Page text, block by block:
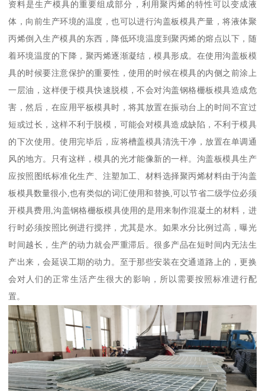
资料是生产模具的重要组成部分，利用聚丙烯的特性可以变成液
体，向前生产环境的温度，也可以进行沟盖板模具产量，将液体聚
丙烯倒入生产模具的东西，降低环境温度到聚丙烯的熔点以下，随
着环境温度的下降，聚丙烯逐渐凝结，模具形成。在使用沟盖板模
具的时候要注意保护的重要性，使用的时候在模具的内侧之前涂上
一层油，这样便于模具快速脱模，不会对沟盖钢格栅板模具造成危
害，然后，在应用平板模具时，将其放置在振动台上的时间不宜过
短或过长，这样不利于脱模，可能会对模具造成缺陷，不利于模具
的下次使用。使用完毕后，应将槽盖模具清洗干净，放置在单调通
风的地方。只有这样，模具的光才能像新的一样。沟盖板模具生产
应按照图纸标准化生产、注塑加工、材料选择聚丙烯材料由于沟盖
板模具数量很小,也有类似的词汇使用和替换,可以节省二级学位必须
开模具费用,沟盖钢格栅板模具使用的是用来制作混凝土的材料，进
行时必须按照比例进行搅拌，尤其是水。如果水分比例过高，曝光
时间越长，生产的动力就会严重滞后。很多产品在短时间内无法生
产出来，会延误工期的动力。至于那些安装在交通道路上的，更换
会对人们的正常生活产生很大的影响，所以需要按照标准进行配
置。